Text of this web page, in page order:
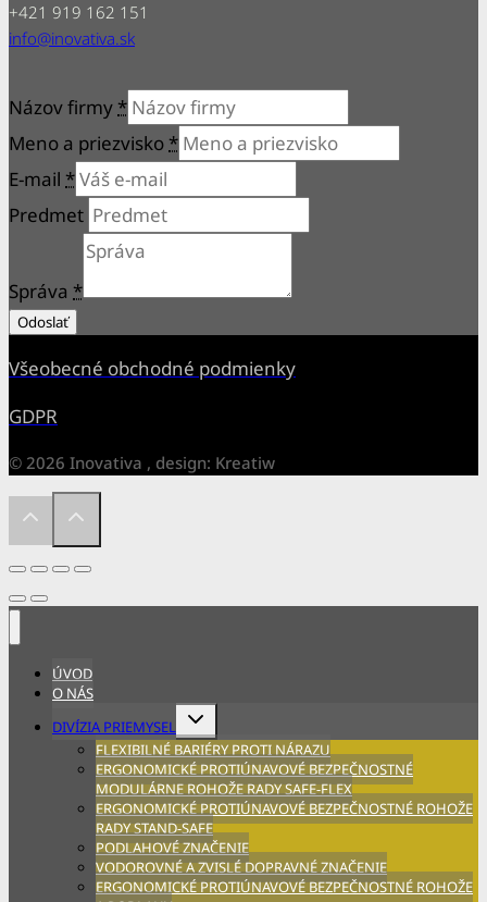
+421 919 162 151
info@inovativa.sk
Názov firmy *
Meno a priezvisko *
E-mail *
Predmet
Správa *
Odoslať
Všeobecné obchodné podmienky
GDPR
© 2026 Inovativa , design: Kreatiw
ÚVOD
O NÁS
DIVÍZIA PRIEMYSEL
Expand
child
menu
FLEXIBILNÉ BARIÉRY PROTI NÁRAZU
ERGONOMICKÉ PROTIÚNAVOVÉ BEZPEČNOSTNÉ
MODULÁRNE ROHOŽE RADY SAFE-FLEX
ERGONOMICKÉ PROTIÚNAVOVÉ BEZPEČNOSTNÉ ROHOŽE
RADY STAND-SAFE
PODLAHOVÉ ZNAČENIE
VODOROVNÉ A ZVISLÉ DOPRAVNÉ ZNAČENIE
ERGONOMICKÉ PROTIÚNAVOVÉ BEZPEČNOSTNÉ ROHOŽE